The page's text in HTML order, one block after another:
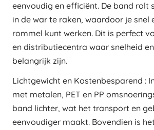
eenvoudig en efficiënt. De band rolt
in de war te raken, waardoor je snel
rommel kunt werken. Dit is perfect
en distributiecentra waar snelheid
belangrijk zijn.
Lichtgewicht en Kostenbesparend :
met metalen, PET en PP
band lichter, wat het transport en
eenvoudiger maakt. Bovendien is